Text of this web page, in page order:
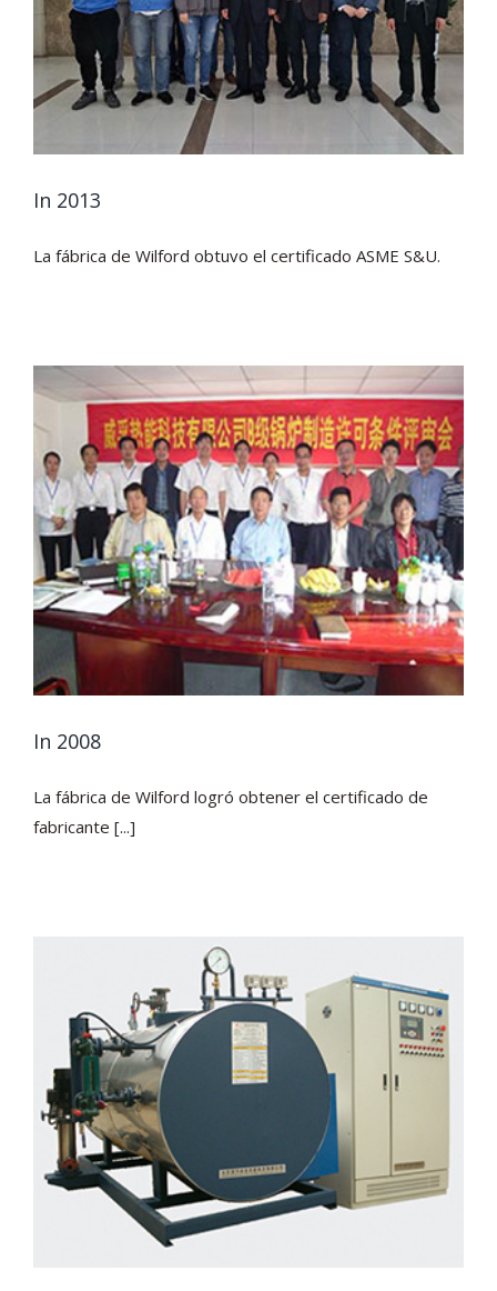
In 2013
La fábrica de Wilford obtuvo el certificado ASME S&U.
In 2008
La fábrica de Wilford logró obtener el certificado de
fabricante [...]